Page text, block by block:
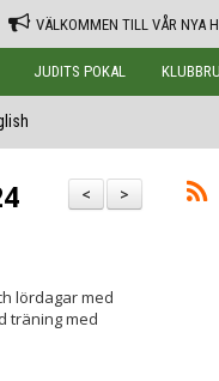
VÄLKOMMEN TILL VÅR NYA
JUDITS POKAL
>
<
lördagar med
träning med